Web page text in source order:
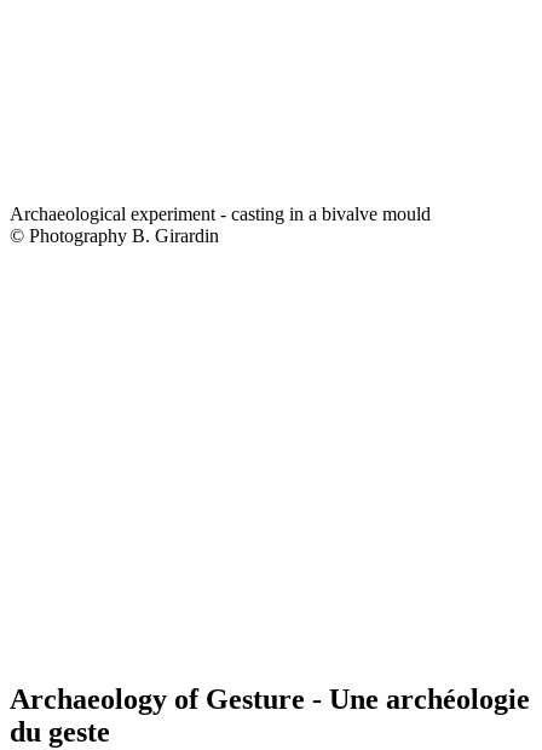
Archaeological experiment - casting in a bivalve mould
© Photography B. Girardin
Archaeology of Gesture - Une archéologie
du geste